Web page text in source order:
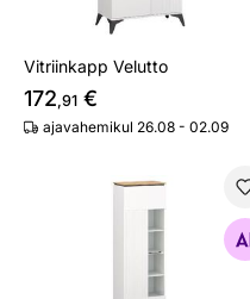
Vitriinkapp Velutto
172,91 €
ajavahemikul 26.08 - 02.09
Vitriinkapp Velutto